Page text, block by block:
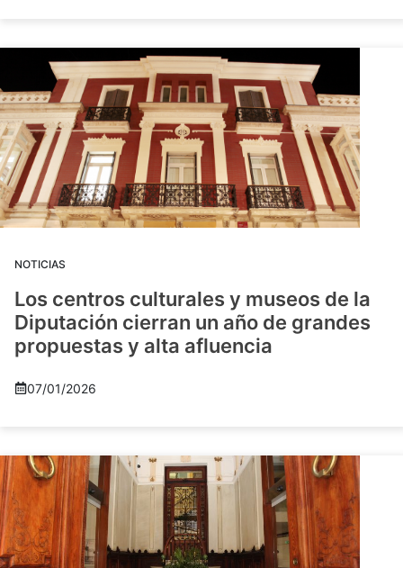
NOTICIAS
Los centros culturales y museos de la
Diputación cierran un año de grandes
propuestas y alta afluencia
07/01/2026